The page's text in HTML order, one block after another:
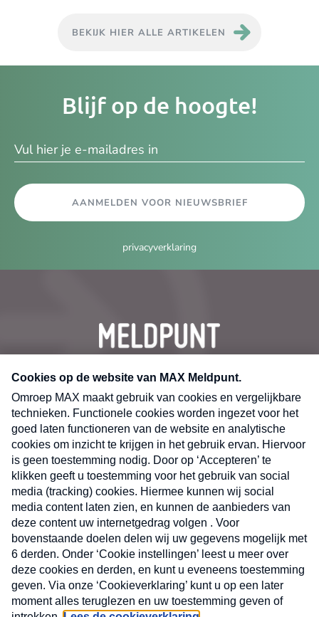
BEKIJK HIER ALLE ARTIKELEN
Blijf op de hoogte!
AANMELDEN VOOR NIEUWSBRIEF
privacyverklaring
CONTACT
Volg ons op
X
Nieuwsbrief
Neem hier een gratis abonnement op de MAX
Consumenten nieuwsbrief. Elke maandag en